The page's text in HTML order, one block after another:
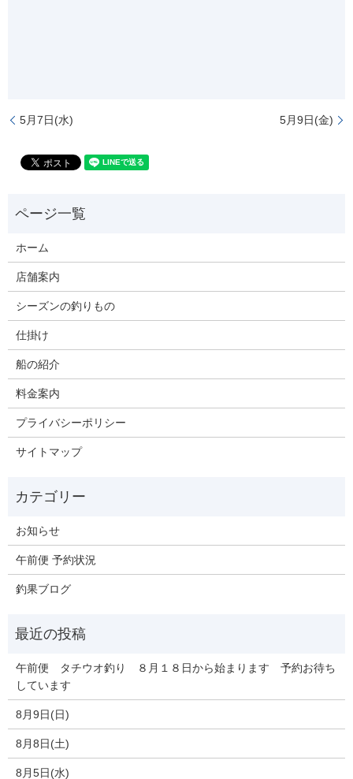
5月7日(水) 5月9日(金)
ホーム
店舗案内
シーズンの釣りもの
仕掛け
船の紹介
料金案内
プライバシーポリシー
サイトマップ
お知らせ
午前便 予約状況
釣果ブログ
午前便 タチウオ釣り ８月１８日から始まります 予約お待ち
しています
8月9日(日)
8月8日(土)
8月5日(水)